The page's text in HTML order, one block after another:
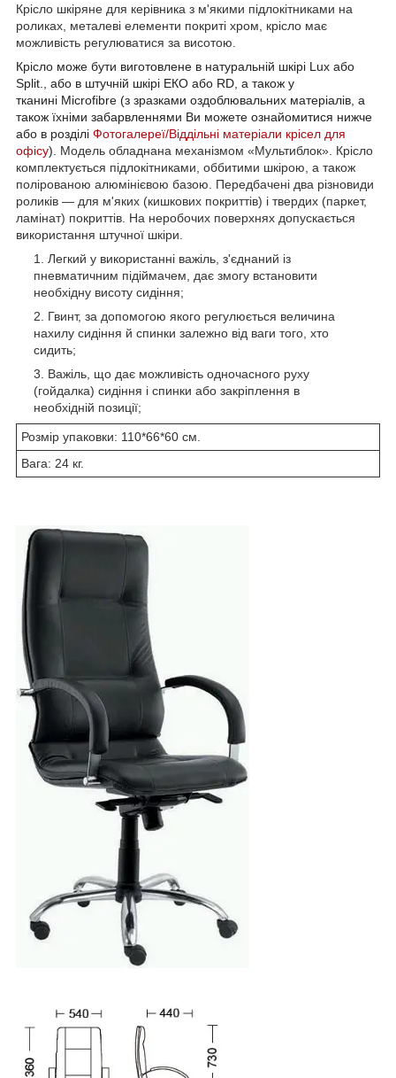
Крісло шкіряне для керівника з м'якими підлокітниками на
роликах, металеві елементи покриті хром, крісло має
можливість регулюватися за висотою.
Крісло може бути виготовлене в натуральній шкірі Lux або
Split., або в штучній шкірі EКО або RD, а також у
тканині Microfibre (з зразками оздоблювальних матеріалів, а
також їхніми забарвленнями Ви можете ознайомитися нижче
або в розділі Фотогалереї/Віддільні матеріали крісел для
офісу).
Модель обладнана механізмом «Мультиблок». Крісло
комплектується підлокітниками, оббитими шкірою, а також
полірованою алюмінієвою базою. Передбачені два різновиди
роликів — для м'яких (кишкових покриттів) і твердих (паркет,
ламінат) покриттів. На неробочих поверхнях допускається
використання штучної шкіри.
Легкий у використанні важіль, з'єднаний із
пневматичним підіймачем, дає змогу встановити
необхідну висоту сидіння;
Гвинт, за допомогою якого регулюється величина
нахилу сидіння й спинки залежно від ваги того, хто
сидить;
Важіль, що дає можливість одночасного руху
(гойдалка) сидіння і спинки або закріплення в
необхідній позиції;
Розмір упаковки: 110*66*60 см.
Вага: 24 кг.